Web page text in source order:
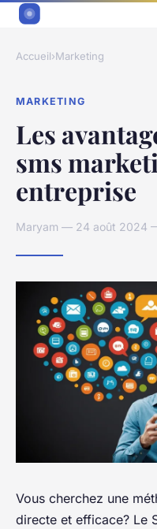
Accueil›Marketing
MARKETING
Les
sms
entreprise
Maryam — 24 août 2024
Vous cherchez une
directe et efficace? Le